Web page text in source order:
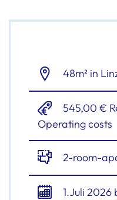
48m² in
545,00 €
Operating costs
2-room-
1.Juli 2026